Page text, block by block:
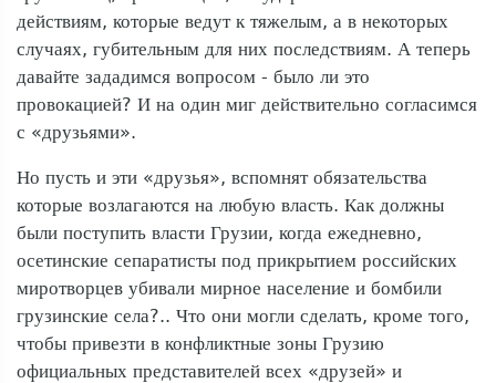
действиям, которые ведут к тяжелым, а в некоторых
случаях, губительным для них последствиям. А теперь
давайте зададимся вопросом - было ли это
провокацией? И на один миг действительно согласимся
с «друзьями».
Но пусть и эти «друзья», вспомнят обязательства
которые возлагаются на любую власть. Как должны
были поступить власти Грузии, когда ежедневно,
осетинские сепаратисты под прикрытием российских
миротворцев убивали мирное население и бомбили
грузинские села?.. Что они могли сделать, кроме того,
чтобы привезти в конфликтные зоны Грузию
официальных представителей всех «друзей» и